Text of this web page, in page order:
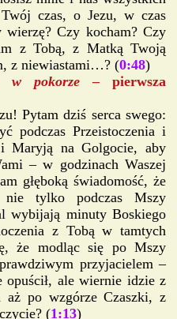
czas, o Jezu, w czas
wierzę? Czy kocham? Czy
z Tobą, z Matką Twoją
z niewiastami…? (0:48)
w pokorze– pierwsza
Pytam dziś serca swego:
podczas Przeistoczenia i
Maryją na Golgocie, aby
– w godzinach Waszej
głęboką świadomość, że
tylko podczas Mszy
wybijają minuty Boskiego
z Tobą w tamtych
że modląc się po Mszy
przyjacielem –
ale wiernie idzie z
aż po wzgórze Czaszki, z
(1:13)